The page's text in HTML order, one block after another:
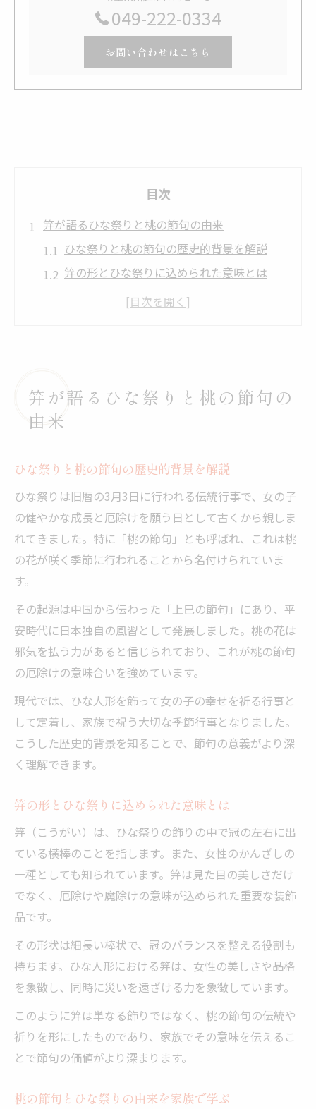
049-222-0334
お問い合わせはこちら
目次
笄が語るひな祭りと桃の節句の由来
ひな祭りと桃の節句の歴史的背景を解説
笄の形とひな祭りに込められた意味とは
桃の節句とひな祭りの由来を家族で学ぶ
桃の節句における笄の意味を解き明かす
桃の節句と笄の関わりから願いを考える
ひな祭りの飾りと笄の意味を子どもに伝え
る
ひな祭りと桃の節句の違いをやさしく紹介
桃の節句とひな祭りの呼び方の違いに注目
上巳の節句と桃の節句の関係を整理
ひな祭りと桃の節句の使い分けを解説
桃の節句は女の子の行事なのか分かりやす
く
女の子の節句に宿る笄の歴史と背景とは
桃の節句が女の子の節句と呼ばれる理由
笄が伝える女の子の健やかな成長の願い
桃の節句と笄の歴史的なつながりを知る
ひな祭りで笄が使われる理由をやさしく説
明
飾りの笄から考える桃の節句の祝い方
桃の節句の飾り方と笄の役割を分かりやす
味
桃の節句の笄で感じる春の伝統行事
桃の節句とひな祭りの知識を家族で共有
笄が語るひな祭りと桃の節句の
由来
ひな祭りと桃の節句の歴史的背景を解説
ひな祭りは旧暦の3月3日に行われる伝統行事で、女の子
の健やかな成長と厄除けを願う日として古くから親しま
れてきました。特に「桃の節句」とも呼ばれ、これは桃
の花が咲く季節に行われることから名付けられていま
す。
その起源は中国から伝わった「上巳の節句」にあり、平
安時代に日本独自の風習として発展しました。桃の花は
邪気を払う力があると信じられており、これが桃の節句
の厄除けの意味合いを強めています。
現代では、ひな人形を飾って女の子の幸せを祈る行事と
して定着し、家族で祝う大切な季節行事となりました。
こうした歴史的背景を知ることで、節句の意義がより深
く理解できます。
笄の形とひな祭りに込められた意味とは
笄（こうがい）は、ひな祭りの飾りの中で冠の左右に出
ている横棒のことを指します。また、女性のかんざしの
一種としても知られています。笄は見た目の美しさだけ
でなく、厄除けや魔除けの意味が込められた重要な装飾
品です。
その形状は細長い棒状で、冠のバランスを整える役割も
持ちます。ひな人形における笄は、女性の美しさや品格
を象徴し、同時に災いを遠ざける力を象徴しています。
このように笄は単なる飾りではなく、桃の節句の伝統や
祈りを形にしたものであり、家族でその意味を伝えるこ
とで節句の価値がより深まります。
桃の節句とひな祭りの由来を家族で学ぶ